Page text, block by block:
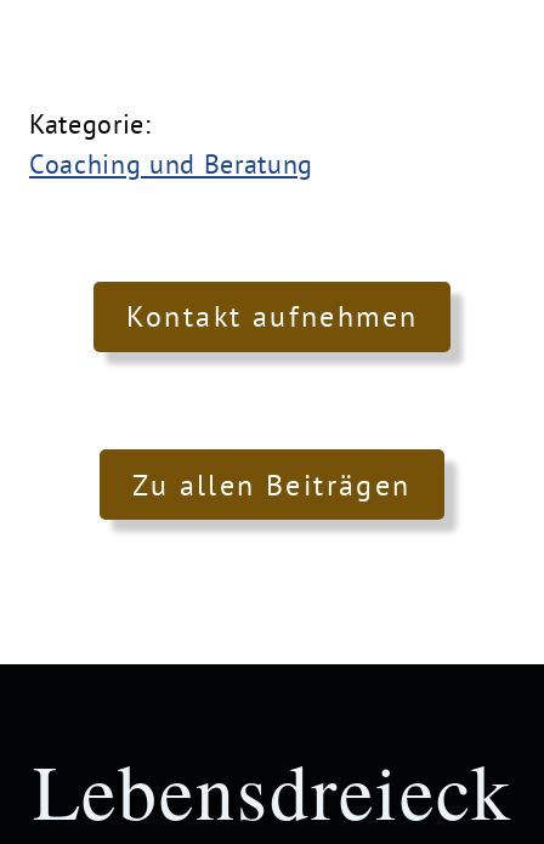
Kategorie:
Coaching und Beratung
Kontakt aufnehmen
Zu allen Beiträgen
Lebensdreieck